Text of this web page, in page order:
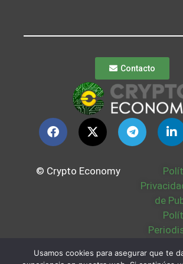
Contacto
© Crypto Economy
de
Bases
Usamos cookies para asegurar que te